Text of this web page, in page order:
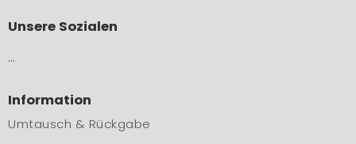
Unsere Sozialen
…
Information
Umtausch & Rückgabe